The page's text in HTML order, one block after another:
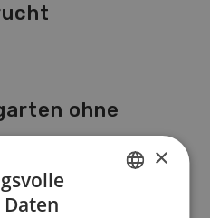
ohne
×